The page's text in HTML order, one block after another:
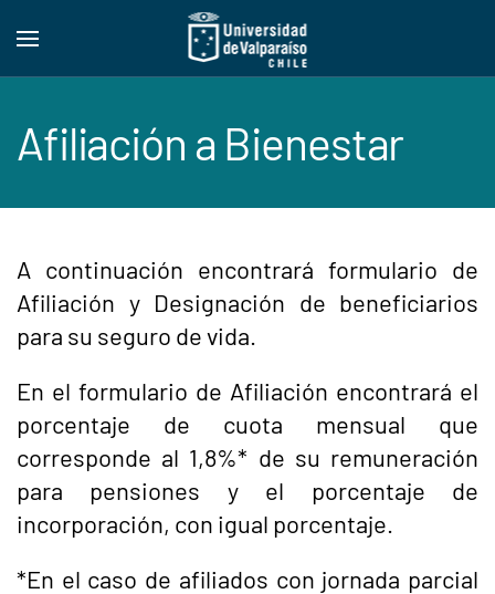
Skip to main content
Afiliación a Bienestar
A continuación encontrará formulario de
Afiliación y Designación de beneficiarios
para su seguro de vida.
En el formulario de Afiliación encontrará el
porcentaje de cuota mensual que
corresponde al 1,8%* de su remuneración
para pensiones y el porcentaje de
incorporación, con igual porcentaje.
*En el caso de afiliados con jornada parcial